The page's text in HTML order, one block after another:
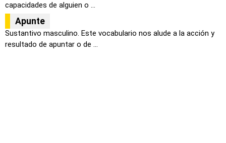
capacidades de alguien o ...
Apunte
Sustantivo masculino. Este vocabulario nos alude a la acción y
resultado de apuntar o de ...